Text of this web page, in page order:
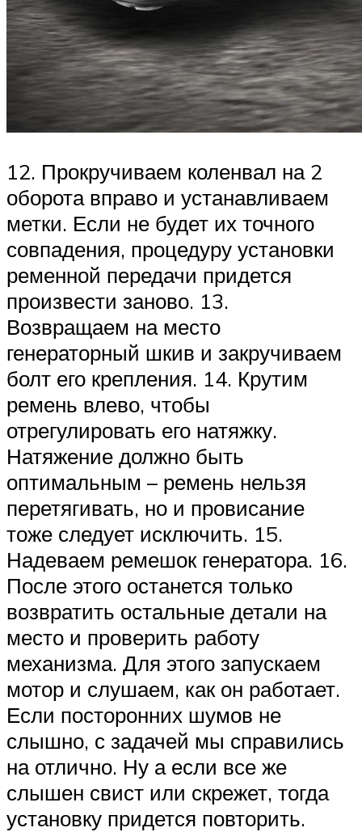
12. Прокручиваем коленвал на 2
оборота вправо и устанавливаем
метки. Если не будет их точного
совпадения, процедуру установки
ременной передачи придется
произвести заново. 13.
Возвращаем на место
генераторный шкив и закручиваем
болт его крепления. 14. Крутим
ремень влево, чтобы
отрегулировать его натяжку.
Натяжение должно быть
оптимальным – ремень нельзя
перетягивать, но и провисание
тоже следует исключить. 15.
Надеваем ремешок генератора. 16.
После этого останется только
возвратить остальные детали на
место и проверить работу
механизма. Для этого запускаем
мотор и слушаем, как он работает.
Если посторонних шумов не
слышно, с задачей мы справились
на отлично. Ну а если все же
слышен свист или скрежет, тогда
установку придется повторить.